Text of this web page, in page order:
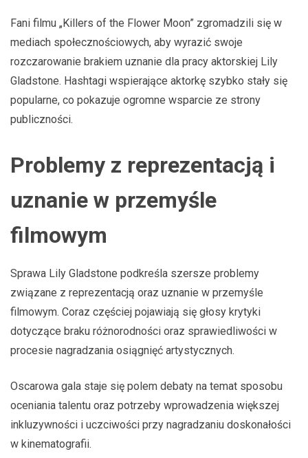
Fani filmu „Killers of the Flower Moon” zgromadzili się w
mediach społecznościowych, aby wyrazić swoje
rozczarowanie brakiem uznanie dla pracy aktorskiej Lily
Gladstone. Hashtagi wspierające aktorkę szybko stały się
popularne, co pokazuje ogromne wsparcie ze strony
publiczności.
Problemy z reprezentacją i
uznanie w przemyśle
filmowym
Sprawa Lily Gladstone podkreśla szersze problemy
związane z reprezentacją oraz uznanie w przemyśle
filmowym. Coraz częściej pojawiają się głosy krytyki
dotyczące braku różnorodności oraz sprawiedliwości w
procesie nagradzania osiągnięć artystycznych.
Oscarowa gala staje się polem debaty na temat sposobu
oceniania talentu oraz potrzeby wprowadzenia większej
inkluzywności i uczciwości przy nagradzaniu doskonałości
w kinematografii.